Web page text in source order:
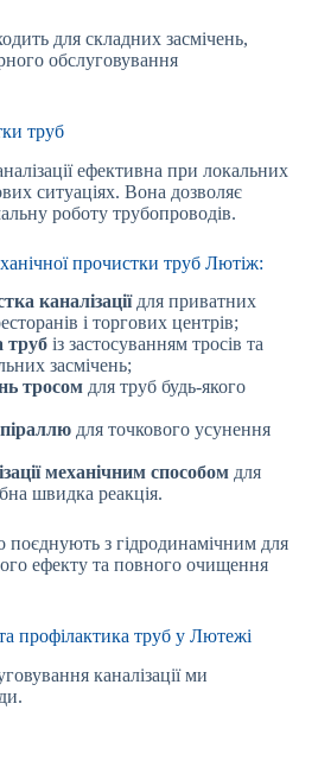
для складних засмічень,
обслуговування
труб
ефективна при локальних
ситуаціях. Вона дозволяє
роботу трубопроводів.
прочистки труб Лютіж:
каналізаціїдля приватних
і торгових центрів;
труб із застосуванням тросів та
засмічень;
тросом для труб будь-якого
для точкового усунення
механічним способом для
швидка реакція.
поєднують з гідродинамічним для
ефекту та повного очищення
профілактика труб у Лютежі
каналізації ми